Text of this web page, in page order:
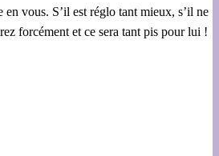
vous. S’il est réglo tant mieux, s’il ne
forcément et ce sera tant pis pour lui !